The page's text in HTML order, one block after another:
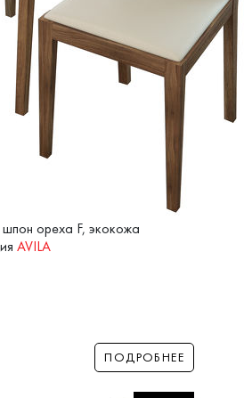
ореха F, экокожа
AVILA
ПОДРОБНЕЕ